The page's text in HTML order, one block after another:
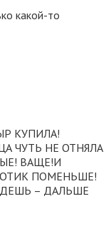
какой-то
КУПИЛА!
ЧУТЬ НЕ ОТНЯЛА
ВАЩЕ!И
ПОМЕНЬШЕ!
– ДАЛЬШЕ